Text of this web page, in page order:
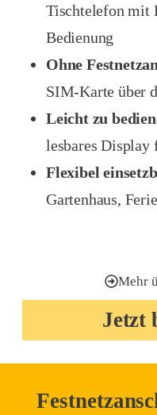
Tischtelefon mit
Bedienung
Ohne
SIM-Karte über
Leicht zu
lesbares Display
Flexibel
Gartenhaus,
Jetzt
Mehr